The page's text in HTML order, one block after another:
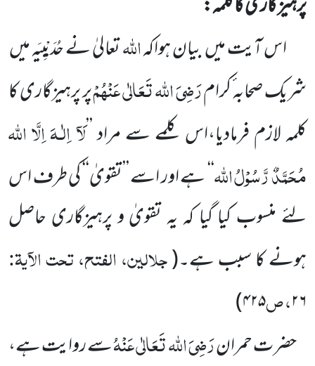
اس آیت میںبیان ہواکہاللہتعالیٰ نے حُدَیْبِیَہ میں
شریک صحابہ ٔکرامرَضِیَ اللہ تَعَالٰی عَنْہُمْپر پرہیزگاری کا
کلمہلازم فرمادیا،اس کلمے سے مراد’’لَآاِلٰـہَاِلَّااللہ
مُحَمَّدٌرَّسُوْلُاللہ‘‘ہے اور اسے ’’تقویٰ‘‘ کی طرف اس
لئےمنسوب کیا گیا کہ یہ تقویٰ و پرہیزگاری حاصل
ہونے کا سبب ہے۔(جلالین، الفتح، تحت الآیۃ:
۲۶، ص۴۲۵)
حضر ت حمرانرَضِیَ اللہ تَعَالٰی عَنْہُسے روایت ہے،